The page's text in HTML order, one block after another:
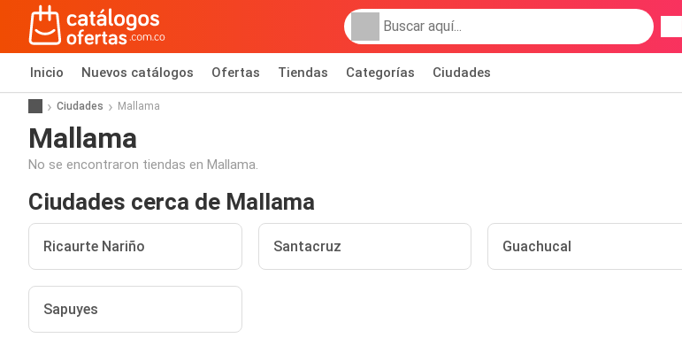
Inicio Nuevos catálogos Ofertas Tiendas Categorías Ciudades
Ciudades Mallama
Mallama
No se encontraron tiendas en Mallama.
Ciudades cerca de Mallama
Ricaurte Nariño Santacruz Guachucal
Sapuyes